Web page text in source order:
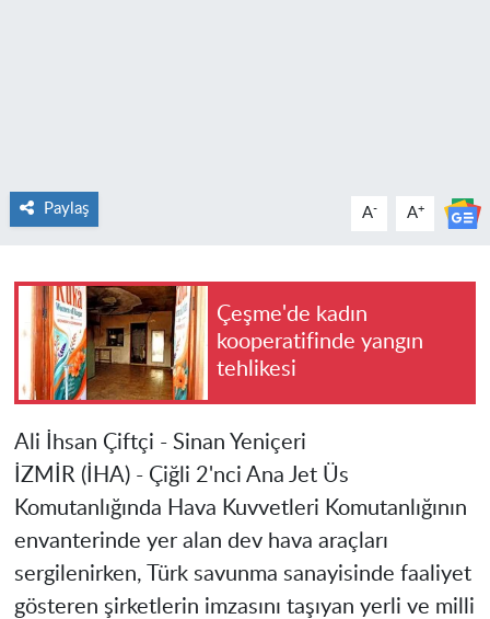
Paylaş A- A+
Çeşme'de kadın
kooperatifinde yangın
tehlikesi
Ali İhsan Çiftçi - Sinan Yeniçeri
İZMİR (İHA) - Çiğli 2'nci Ana Jet Üs
Komutanlığında Hava Kuvvetleri Komutanlığının
envanterinde yer alan dev hava araçları
sergilenirken, Türk savunma sanayisinde faaliyet
gösteren şirketlerin imzasını taşıyan yerli ve milli